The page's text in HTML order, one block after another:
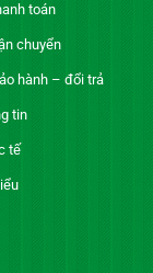
toán
chuyển
hành – đổi trả
tin
tế